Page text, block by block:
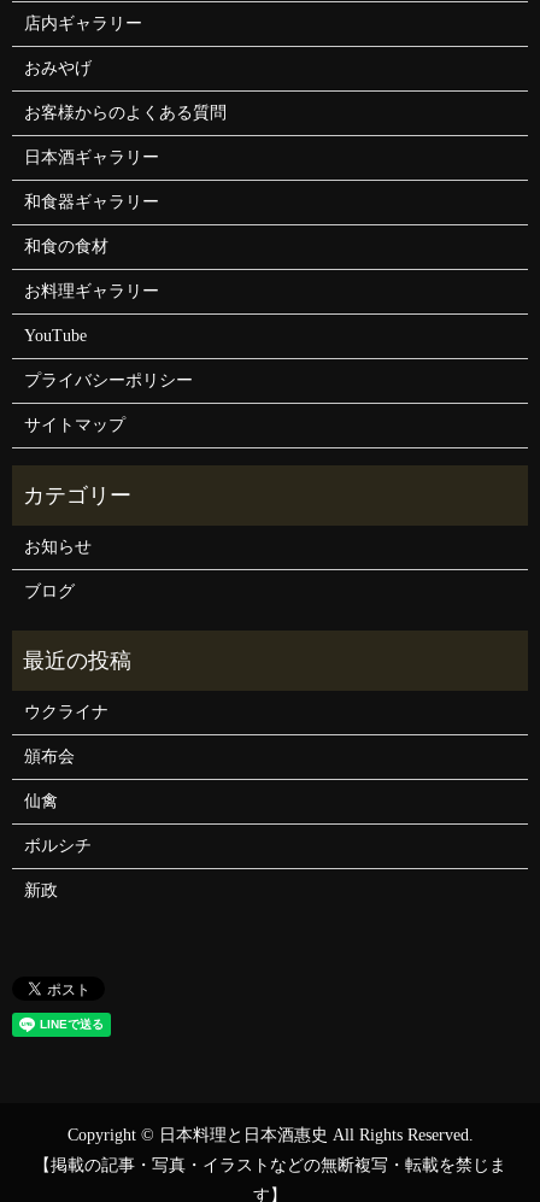
店内ギャラリー
おみやげ
お客様からのよくある質問
日本酒ギャラリー
和食器ギャラリー
和食の食材
お料理ギャラリー
YouTube
プライバシーポリシー
サイトマップ
お知らせ
ブログ
ウクライナ
頒布会
仙禽
ボルシチ
新政
Copyright © 日本料理と日本酒惠史 All Rights Reserved.
【掲載の記事・写真・イラストなどの無断複写・転載を禁じま
す】